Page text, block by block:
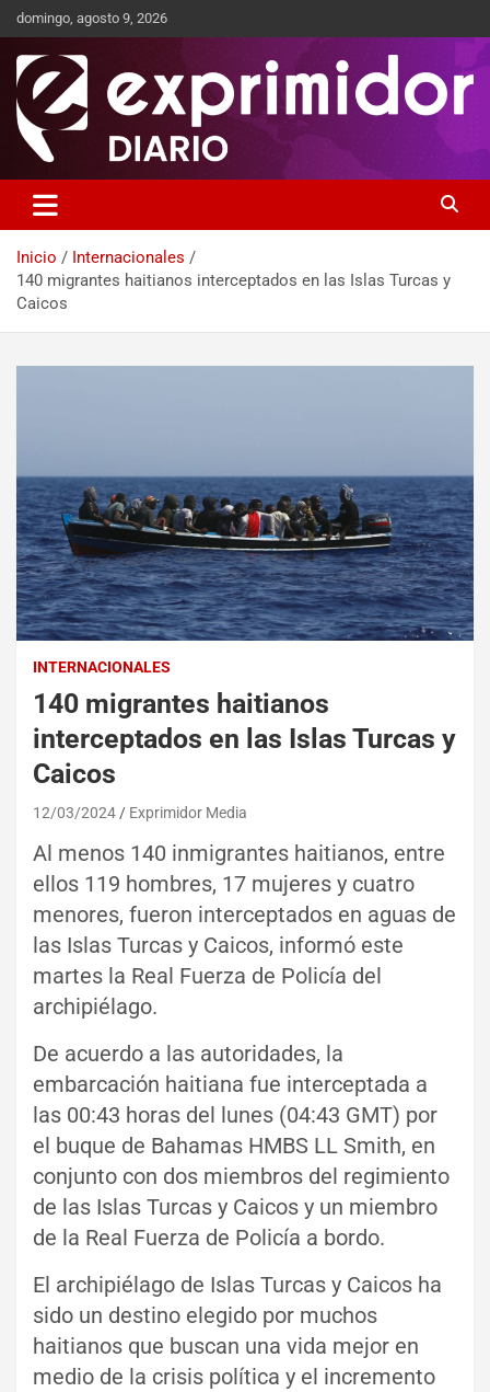
domingo, agosto 9, 2026
Exprimidor media
Inicio
Internacionales
140 migrantes haitianos interceptados en las Islas Turcas y
Caicos
INTERNACIONALES
140 migrantes haitianos
interceptados en las Islas Turcas y
Caicos
12/03/2024 Exprimidor Media
Al menos 140 inmigrantes haitianos, entre
ellos 119 hombres, 17 mujeres y cuatro
menores, fueron interceptados en aguas de
las Islas Turcas y Caicos, informó este
martes la Real Fuerza de Policía del
archipiélago.
De acuerdo a las autoridades, la
embarcación haitiana fue interceptada a
las 00:43 horas del lunes (04:43 GMT) por
el buque de Bahamas HMBS LL Smith, en
conjunto con dos miembros del regimiento
de las Islas Turcas y Caicos y un miembro
de la Real Fuerza de Policía a bordo.
El archipiélago de Islas Turcas y Caicos ha
sido un destino elegido por muchos
haitianos que buscan una vida mejor en
medio de la crisis política y el incremento